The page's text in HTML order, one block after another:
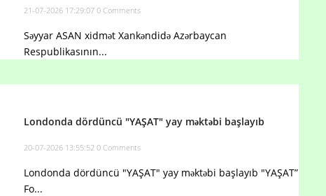
21-07-2026 17:29:07 0 Comments
Səyyar ASAN xidmət Xankəndidə Azərbaycan
Respublikasının...
Londonda dördüncü "YAŞAT" yay məktəbi başlayıb
20-07-2026 13:55:52 0 Comments
Londonda dördüncü "YAŞAT" yay məktəbi başlayıb "YAŞAT”
Fo...